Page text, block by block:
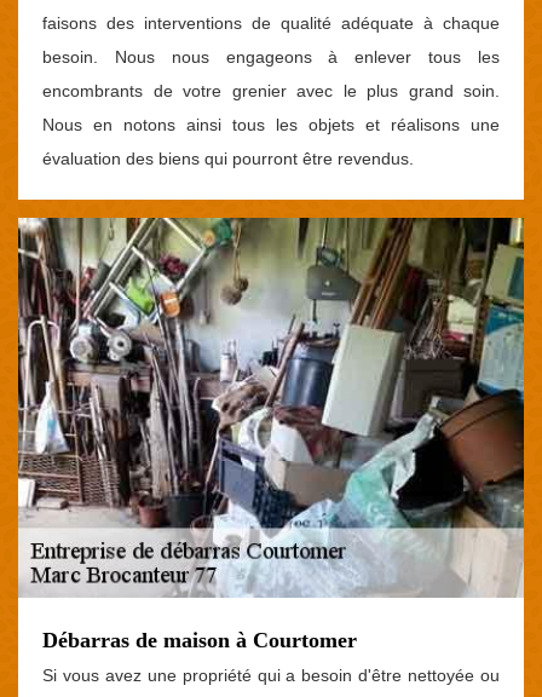
faisons des interventions de qualité adéquate à chaque
besoin. Nous nous engageons à enlever tous les
encombrants de votre grenier avec le plus grand soin.
Nous en notons ainsi tous les objets et réalisons une
évaluation des biens qui pourront être revendus.
Débarras de maison à Courtomer
Si vous avez une propriété qui a besoin d'être nettoyée ou